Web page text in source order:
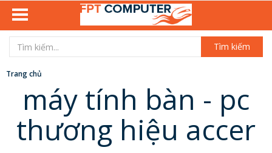
Tìm kiếm
Trang chủ
máy tính bàn - pc
thương hiệu accer